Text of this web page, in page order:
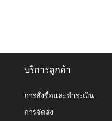
บริการลูกค้า
การสั่งซื้อและชำระเงิน
การจัดส่ง